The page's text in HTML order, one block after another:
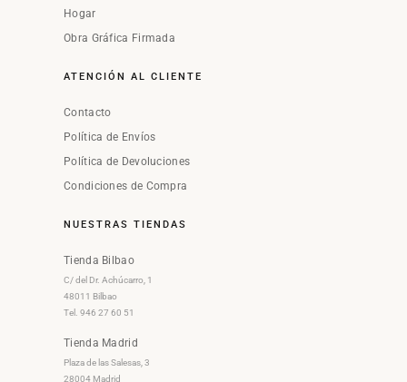
Hogar
Obra Gráfica Firmada
ATENCIÓN AL CLIENTE
Contacto
Política de Envíos
Política de Devoluciones
Condiciones de Compra
NUESTRAS TIENDAS
Tienda Bilbao
C/ del Dr. Achúcarro, 1
48011 Bilbao
Tel. 946 27 60 51
Tienda Madrid
Plaza de las Salesas, 3
28004 Madrid